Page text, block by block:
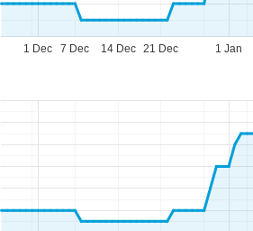
1 Dec 1 Jan
7 Dec 14 Dec 21 Dec